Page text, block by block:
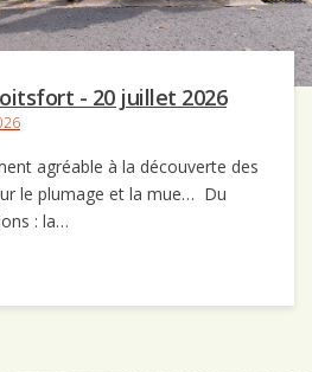
- 20 juillet 2026
agréable à la découverte des
le plumage et la mue… Du
: la…